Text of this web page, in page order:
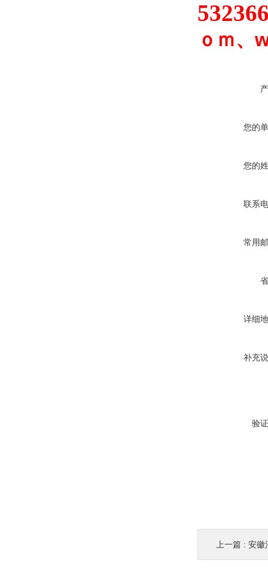
ｏｍ、
您的
您的
联系
常用
详细
补充
验
上一篇 : 安徽法